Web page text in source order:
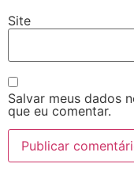
Site
Salvar meus dados
que eu comentar.